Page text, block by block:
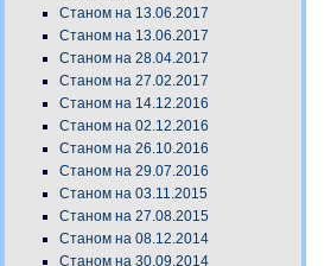
Станом на 13.06.2017
Станом на 13.06.2017
Станом на 28.04.2017
Станом на 27.02.2017
Станом на 14.12.2016
Станом на 02.12.2016
Станом на 26.10.2016
Станом на 29.07.2016
Станом на 03.11.2015
Станом на 27.08.2015
Станом на 08.12.2014
Станом на 30.09.2014